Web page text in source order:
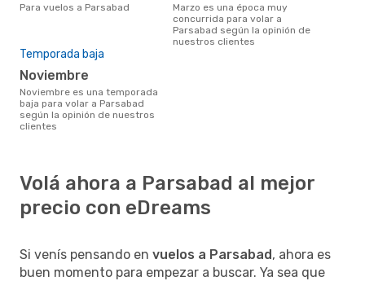
Para vuelos a Parsabad
marzo es una época muy
concurrida para volar a
Parsabad según la opinión de
nuestros clientes
Temporada baja
noviembre
noviembre es una temporada
baja para volar a Parsabad
según la opinión de nuestros
clientes
Volá ahora a Parsabad al mejor
precio con eDreams
Si venís pensando en vuelos a Parsabad, ahora es
buen momento para empezar a buscar. Ya sea que